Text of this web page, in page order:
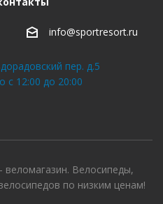
info@sportresort.ru
пер. д.5
с 12:00 до 20:00
Велосипеды,
по низким ценам!